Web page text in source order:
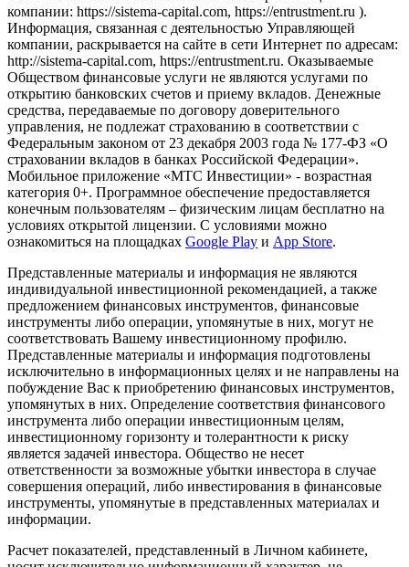
компании: https://sistema-capital.com, https://entrustment.ru ).
Информация, связанная с деятельностью Управляющей
компании, раскрывается на сайте в сети Интернет по адресам:
http://sistema-capital.com, https://entrustment.ru. Оказываемые
Обществом финансовые услуги не являются услугами по
открытию банковских счетов и приему вкладов. Денежные
средства, передаваемые по договору доверительного
управления, не подлежат страхованию в соответствии с
Федеральным законом от 23 декабря 2003 года № 177-ФЗ «О
страховании вкладов в банках Российской Федерации».
Мобильное приложение «МТС Инвестиции» - возрастная
категория 0+. Программное обеспечение предоставляется
конечным пользователям – физическим лицам бесплатно на
условиях открытой лицензии. С условиями можно
ознакомиться на площадках Google Play и App Store.
Представленные материалы и информация не являются
индивидуальной инвестиционной рекомендацией, а также
предложением финансовых инструментов, финансовые
инструменты либо операции, упомянутые в них, могут не
соответствовать Вашему инвестиционному профилю.
Представленные материалы и информация подготовлены
исключительно в информационных целях и не направлены на
побуждение Вас к приобретению финансовых инструментов,
упомянутых в них. Определение соответствия финансового
инструмента либо операции инвестиционным целям,
инвестиционному горизонту и толерантности к риску
является задачей инвестора. Общество не несет
ответственности за возможные убытки инвестора в случае
совершения операций, либо инвестирования в финансовые
инструменты, упомянутые в представленных материалах и
информации.
Расчет показателей, представленный в Личном кабинете,